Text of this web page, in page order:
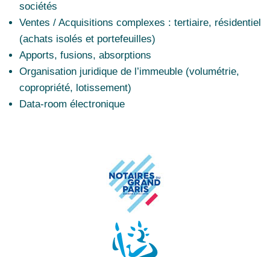
sociétés
Ventes / Acquisitions complexes : tertiaire, résidentiel
(achats isolés et portefeuilles)
Apports, fusions, absorptions
Organisation juridique de l’immeuble (volumétrie,
copropriété, lotissement)
Data-room électronique